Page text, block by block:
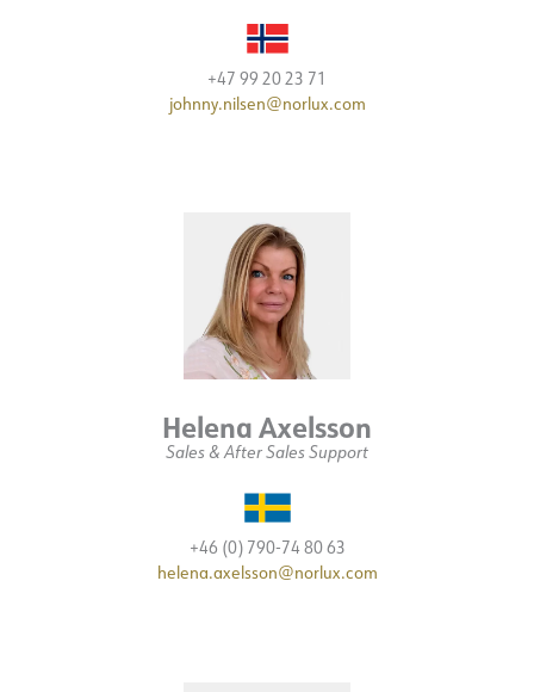
+47 99 20 23 71
johnny.nilsen@norlux.com
Helena Axelsson
Sales & After Sales Support
+46 (0) 790-74 80 63
helena.axelsson@norlux.com